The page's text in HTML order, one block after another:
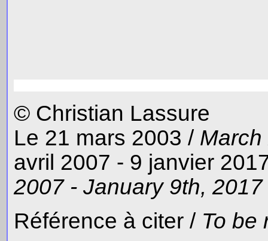
© Christian Lassure
Le 21 mars 2003 /
avril 2007 - 9 janvier
2007 - January 9th, 2017
Référence à citer / To be